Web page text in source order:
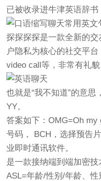
已被收录进牛津英语辞书
探探探探是一款全新的
户隐私为核心的社交平
video call等，非常有礼
也就是“我不知道”的意思
YY。
答案如下：OMG=Oh
号码， BCH，选择预告
业即时通讯软件。
是一款接纳端到端加密技
ASL=年龄/性别/年龄、